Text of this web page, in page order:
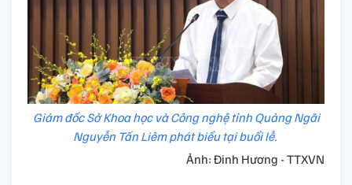
Giám đốc Sở Khoa học và Công nghệ tỉnh Quảng Ngãi
Nguyễn Tấn Liêm phát biểu tại buổi lễ.
Ảnh: Đinh Hương - TTXVN